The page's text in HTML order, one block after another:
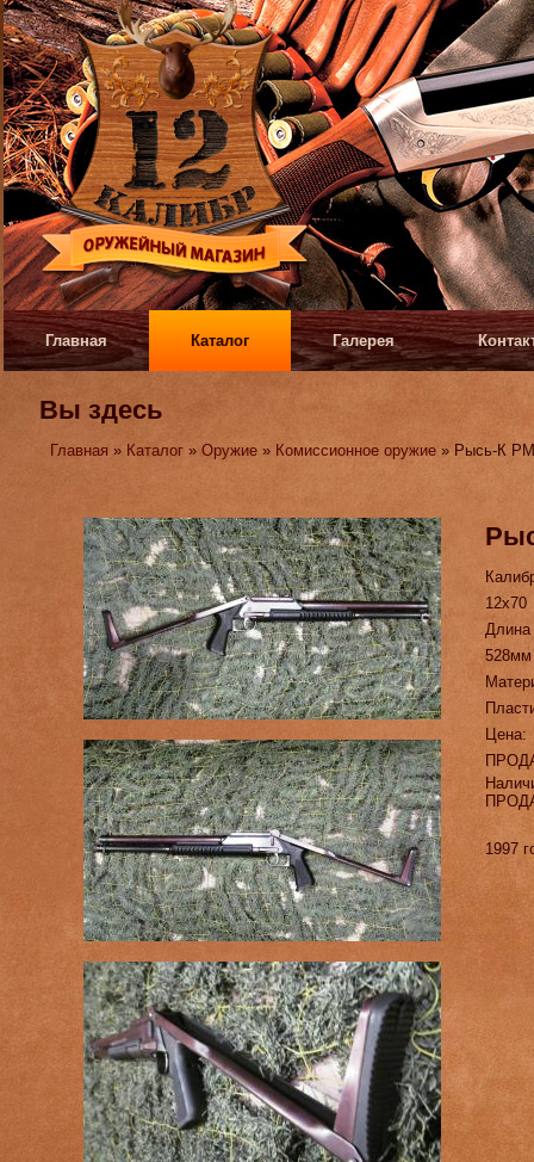
Главная Каталог Галерея
Вы здесь
Главная » Каталог »Оружие » Комиссионное оружие » Рысь-К
12х70
528мм
Цена:
1997